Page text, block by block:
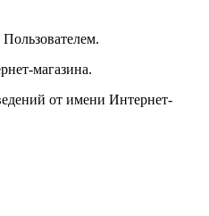
магазина.
от имени Интернет-